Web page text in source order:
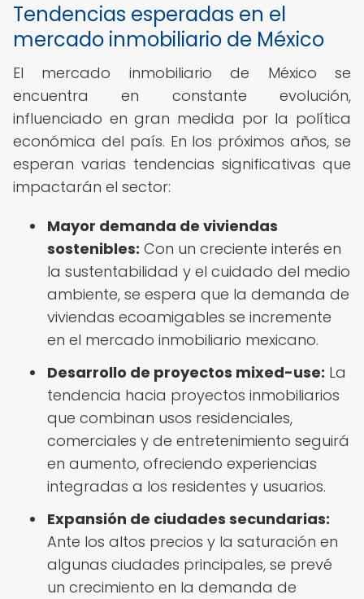
Tendencias esperadas en el
mercado inmobiliario de México
El mercado inmobiliario de México se
encuentra en constante evolución,
influenciado en gran medida por la política
económica del país. En los próximos años, se
esperan varias tendencias significativas que
impactarán el sector:
Mayor demanda de viviendas
sostenibles: Con un creciente interés en
la sustentabilidad y el cuidado del medio
ambiente, se espera que la demanda de
viviendas ecoamigables se incremente
en el mercado inmobiliario mexicano.
Desarrollo de proyectos mixed-use: La
tendencia hacia proyectos inmobiliarios
que combinan usos residenciales,
comerciales y de entretenimiento seguirá
en aumento, ofreciendo experiencias
integradas a los residentes y usuarios.
Expansión de ciudades secundarias:
Ante los altos precios y la saturación en
algunas ciudades principales, se prevé
un crecimiento en la demanda de